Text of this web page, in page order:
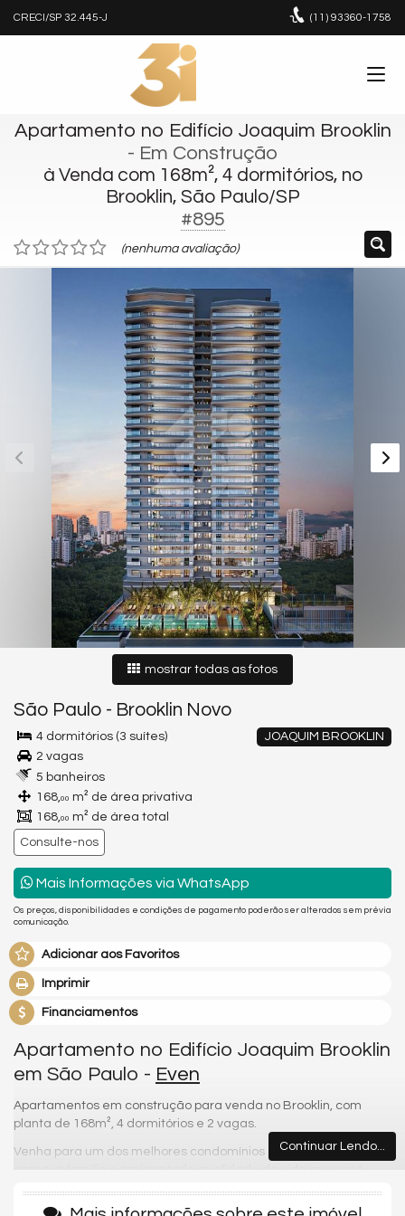
CRECI/SP 32.445-J (11) 93360-1758
Apartamento no Edifício Joaquim Brooklin
- Em Construção
à Venda com 168m², 4 dormitórios, no
Brooklin, São Paulo/SP
#895
(nenhuma avaliação)
mostrar todas as fotos
São Paulo - Brooklin Novo
JOAQUIM BROOKLIN
4 dormitórios (3 suítes)
2 vagas
5 banheiros
168,00 m² de área privativa
168,00 m² de área total
Consulte-nos
Mais Informações via WhatsApp
Os preços, disponibilidades e condições de pagamento poderão ser alterados sem prévia
comunicação.
Adicionar aos Favoritos
Imprimir
Financiamentos
Apartamento no Edifício Joaquim Brooklin
em São Paulo - Even
Apartamentos em construção para venda no Brooklin, com
planta de 168m², 4 dormitórios e 2 vagas.
Venha para um dos melhores condomínios da região e desfrute
com sua família e amigos toda qualidade de vida que você
playground, minimercado e brinquedoteca.
Continuar Lendo...